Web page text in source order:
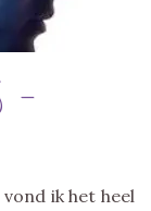
–
vond ik het heel